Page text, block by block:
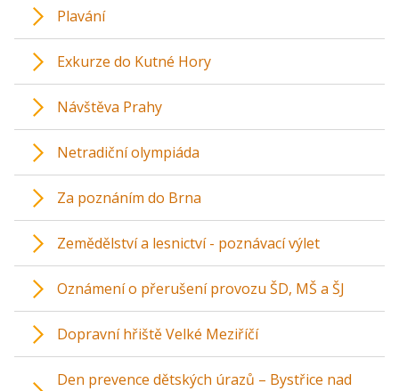
Plavání
Exkurze do Kutné Hory
Návštěva Prahy
Netradiční olympiáda
Za poznáním do Brna
Zemědělství a lesnictví - poznávací výlet
Oznámení o přerušení provozu ŠD, MŠ a ŠJ
Dopravní hřiště Velké Meziříčí
Den prevence dětských úrazů – Bystřice nad